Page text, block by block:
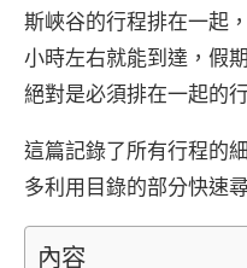
斯峽谷的行程排在一起
小時左右就能到達，假
絕對是必須排在一起的
這篇記錄了所有行程的
多利用目錄的部分快速
內容